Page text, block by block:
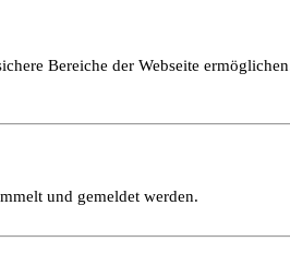
Bereiche der Webseite
und gemeldet werden.